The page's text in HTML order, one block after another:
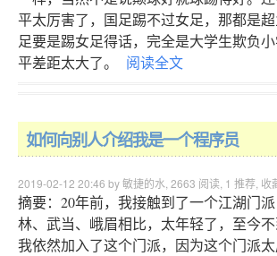
平太厉害了，国足踢不过女足，那都是
足要是踢女足得话，完全是大学生欺负
平差距太大了。
阅读全文
如何向别人介绍我是一个程序员
2019-02-12 20:46 by 敏捷的水, 2663 阅读, 1 推荐, 收
摘要：20年前，我接触到了一个江湖门
林、武当、峨眉相比，太年轻了，至今
我依然加入了这个门派，因为这个门派